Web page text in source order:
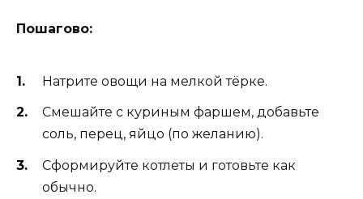
Пошагово:
Натрите овощи на мелкой тёрке.
Смешайте с куриным фаршем, добавьте
соль, перец, яйцо (по желанию).
Сформируйте котлеты и готовьте как
обычно.